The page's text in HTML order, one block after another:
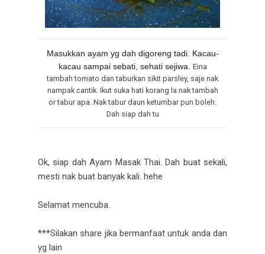
Masukkan ayam yg dah digoreng tadi. Kacau-
kacau sampai sebati, sehati sejiwa. Eina
tambah tomato dan taburkan sikit parsley, saje nak
nampak cantik. Ikut suka hati korang la nak tambah
or tabur apa. Nak tabur daun ketumbar pun boleh.
Dah siap dah tu
Ok, siap dah Ayam Masak Thai. Dah buat sekali,
mesti nak buat banyak kali. hehe
Selamat mencuba.
***Silakan share jika bermanfaat untuk anda dan
yg lain